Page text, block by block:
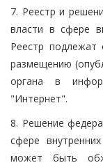
7. Реестр и
власти в сфере
Реестр подлежат
размещению
органа в
"Интернет".
8. Решение
сфере
может быть